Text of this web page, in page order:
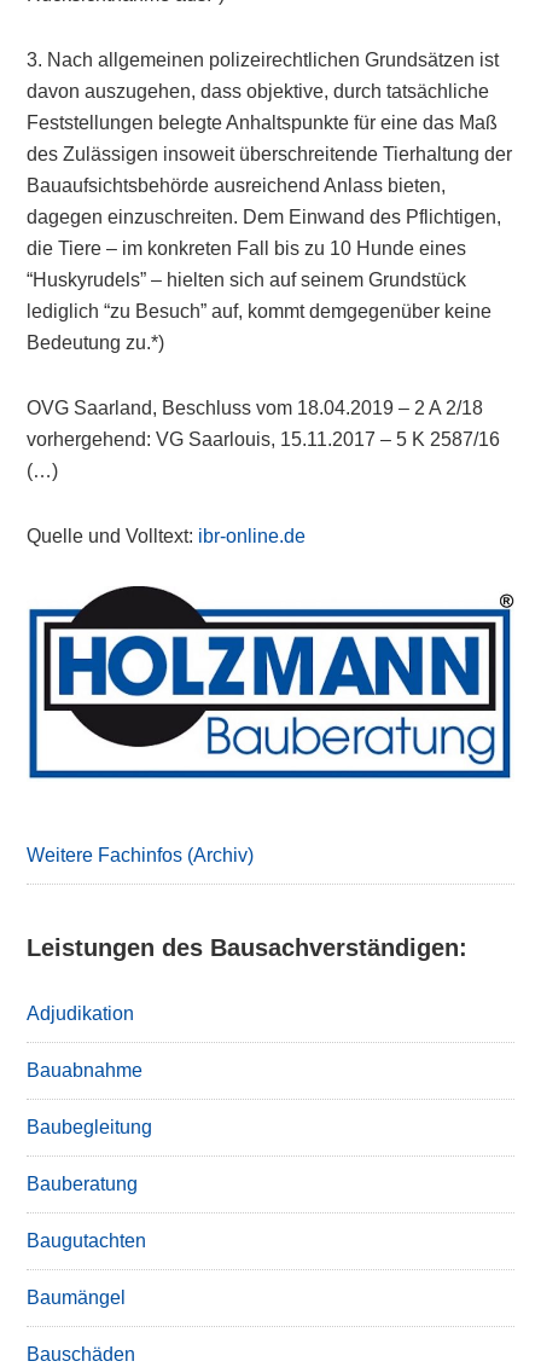
3. Nach allgemeinen polizeirechtlichen Grundsätzen ist
davon auszugehen, dass objektive, durch tatsächliche
Feststellungen belegte Anhaltspunkte für eine das Maß
des Zulässigen insoweit überschreitende Tierhaltung der
Bauaufsichtsbehörde ausreichend Anlass bieten,
dagegen einzuschreiten. Dem Einwand des Pflichtigen,
die Tiere – im konkreten Fall bis zu 10 Hunde eines
“Huskyrudels” – hielten sich auf seinem Grundstück
lediglich “zu Besuch” auf, kommt demgegenüber keine
Bedeutung zu.*)
OVG Saarland, Beschluss vom 18.04.2019 – 2 A 2/18
vorhergehend: VG Saarlouis, 15.11.2017 – 5 K 2587/16
(…)
Quelle und Volltext: ibr-online.de
Primary
Sidebar
Weitere Fachinfos (Archiv)
Leistungen des Bausachverständigen:
Adjudikation
Bauabnahme
Baubegleitung
Bauberatung
Baugutachten
Baumängel
Bauschäden